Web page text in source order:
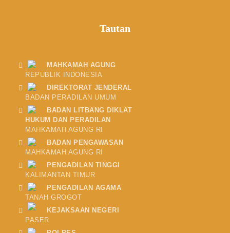
Tautan
MAHKAMAH AGUNG
REPUBLIK INDONESIA
DIREKTORAT JENDERAL
BADAN PERADILAN UMUM
BADAN LITBANG DIKLAT
HUKUM DAN PERADILAN
MAHKAMAH AGUNG RI
BADAN PENGAWASAN
MAHKAMAH AGUNG RI
PENGADILAN TINGGI
KALIMANTAN TIMUR
PENGADILAN AGAMA
TANAH GROGOT
KEJAKSAAN NEGERI
PASER